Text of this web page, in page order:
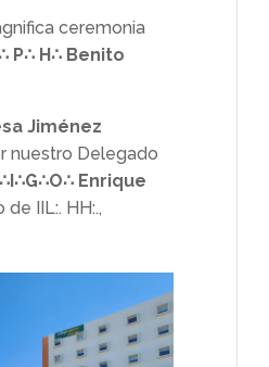
ceremonia
P∴ H∴ Benito
Jiménez
nuestro Delegado
Enrique
IIL:. HH:.,